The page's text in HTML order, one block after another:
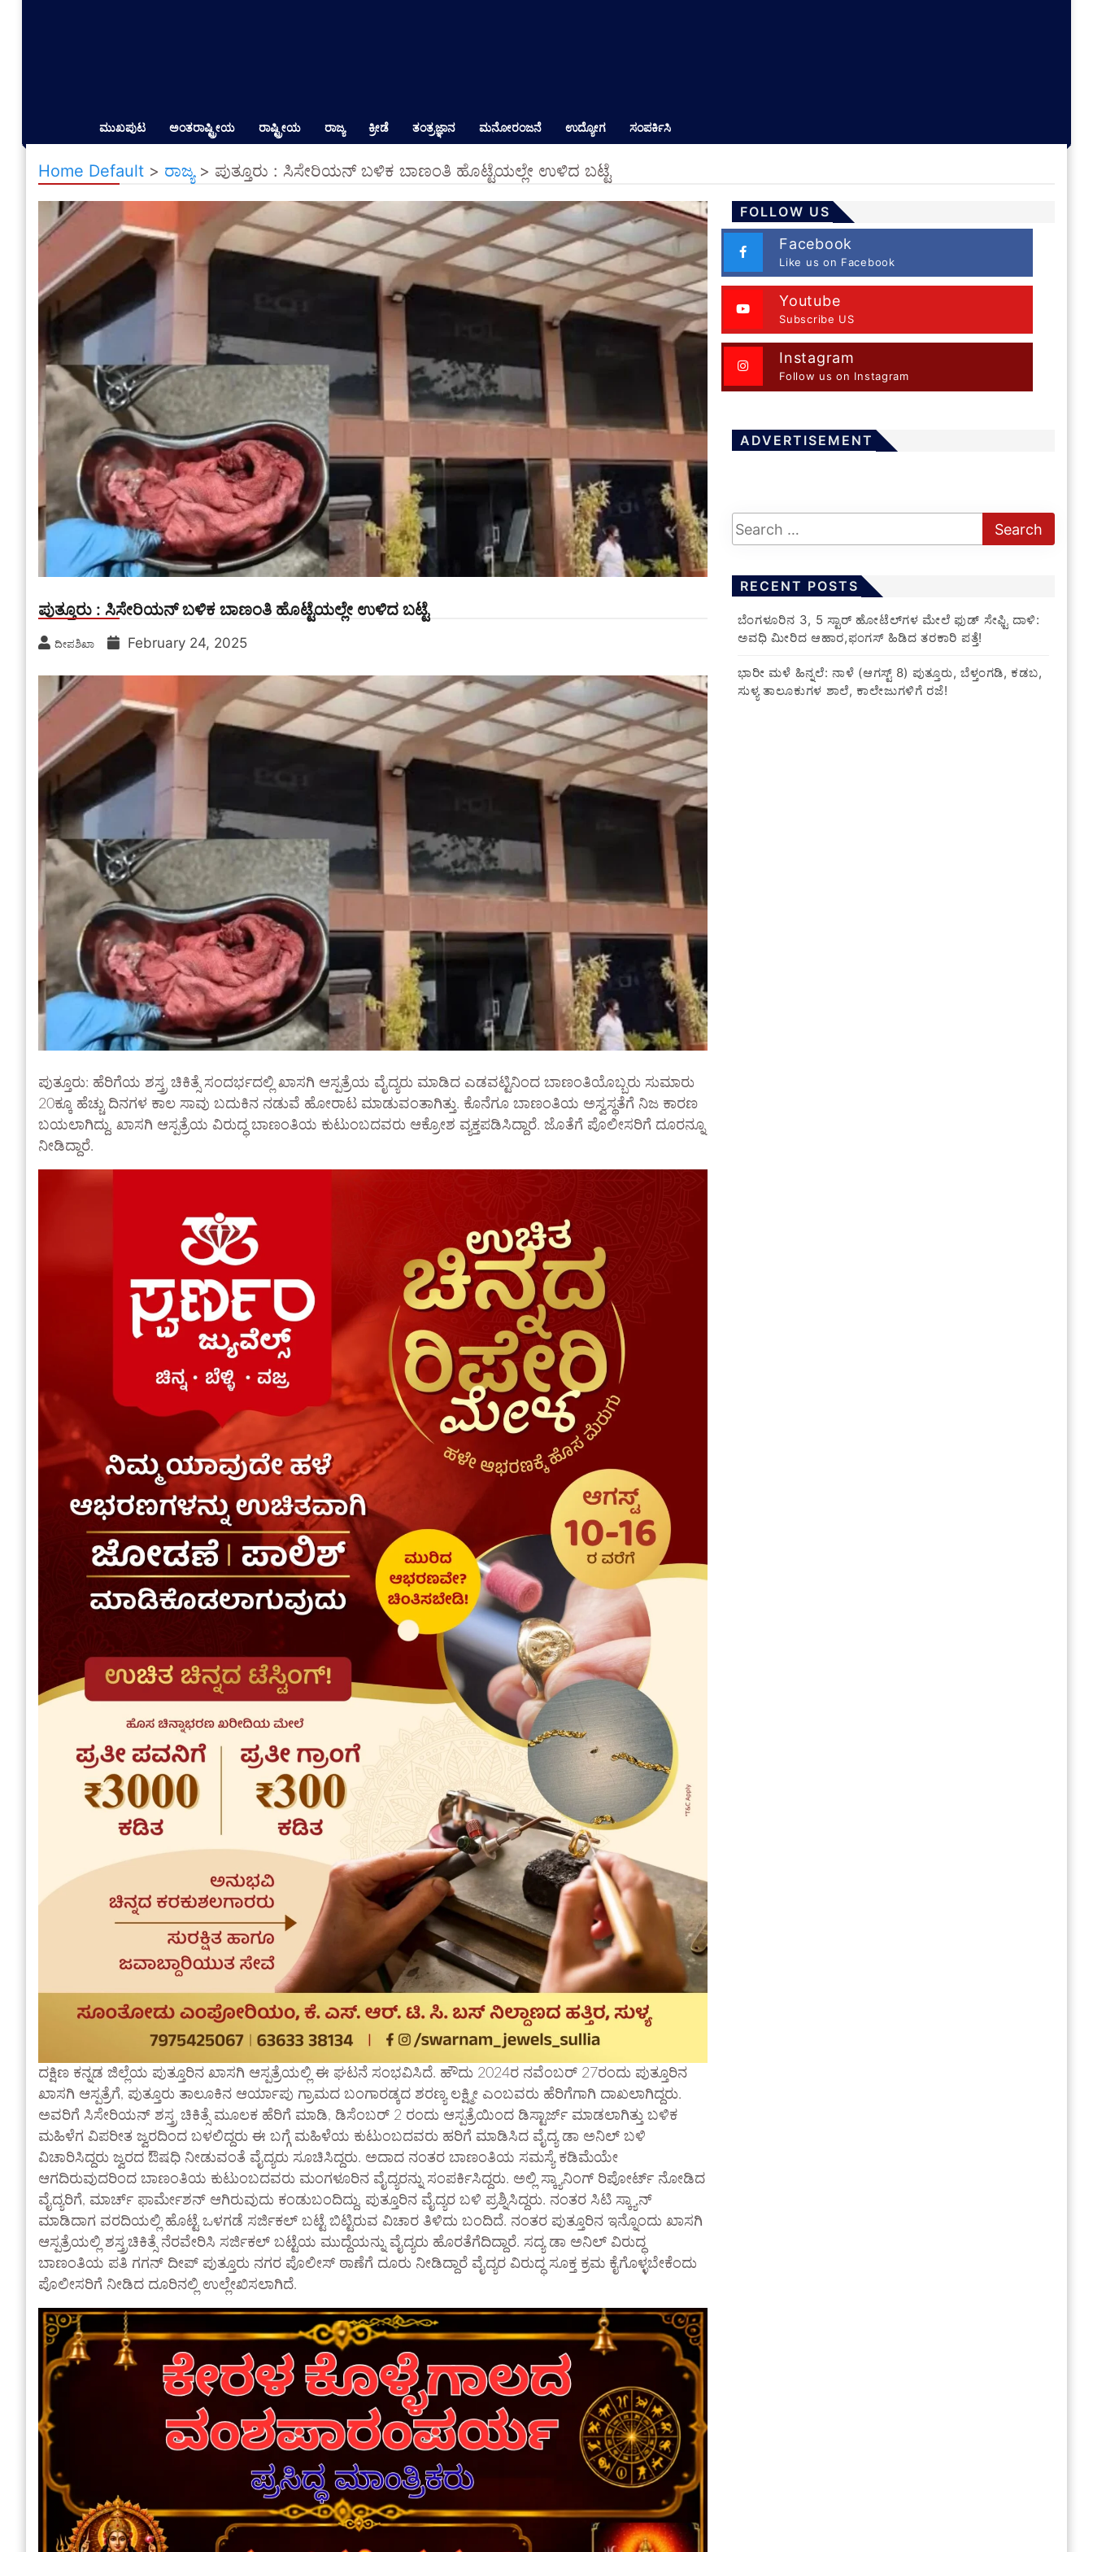
ಮುಖಪುಟ ಅಂತರಾಷ್ಟ್ರೀಯ ರಾಷ್ಟ್ರೀಯ ರಾಜ್ಯ ಕ್ರೀಡೆ ತಂತ್ರಜ್ಞಾನ ಮನೋರಂಜನೆ ಉದ್ಯೋಗ ಸಂಪರ್ಕಿಸಿ
Home Default > ರಾಜ್ಯ> ಪುತ್ತೂರು : ಸಿಸೇರಿಯನ್ ಬಳಿಕ ಬಾಣಂತಿ ಹೊಟ್ಟೆಯಲ್ಲೇ ಉಳಿದ ಬಟ್ಟೆ
ಪುತ್ತೂರು : ಸಿಸೇರಿಯನ್ ಬಳಿಕ ಬಾಣಂತಿ ಹೊಟ್ಟೆಯಲ್ಲೇ ಉಳಿದ ಬಟ್ಟೆ
ದೀಪಶಿಖಾ February 24, 2025
ಪುತ್ತೂರು: ಹೆರಿಗೆಯ ಶಸ್ತ್ರ ಚಿಕಿತ್ಸೆ ಸಂದರ್ಭದಲ್ಲಿ ಖಾಸಗಿ ಆಸ್ಪತ್ರೆಯ ವೈದ್ಯರು ಮಾಡಿದ ಎಡವಟ್ಟಿನಿಂದ ಬಾಣಂತಿಯೊಬ್ಬರು ಸುಮಾರು
20ಕ್ಕೂ ಹೆಚ್ಚು ದಿನಗಳ ಕಾಲ ಸಾವು ಬದುಕಿನ ನಡುವೆ ಹೋರಾಟ ಮಾಡುವಂತಾಗಿತ್ತು. ಕೊನೆಗೂ ಬಾಣಂತಿಯ ಅಸ್ವಸ್ಥತೆಗೆ ನಿಜ ಕಾರಣ
ಬಯಲಾಗಿದ್ದು, ಖಾಸಗಿ ಆಸ್ಪತ್ರೆಯ ವಿರುದ್ಧ ಬಾಣಂತಿಯ ಕುಟುಂಬದವರು ಆಕ್ರೋಶ ವ್ಯಕ್ತಪಡಿಸಿದ್ದಾರೆ. ಜೊತೆಗೆ ಪೊಲೀಸರಿಗೆ ದೂರನ್ನೂ
ನೀಡಿದ್ದಾರೆ.
ದಕ್ಷಿಣ ಕನ್ನಡ ಜಿಲ್ಲೆಯ ಪುತ್ತೂರಿನ ಖಾಸಗಿ ಆಸ್ಪತ್ರೆಯಲ್ಲಿ ಈ ಘಟನೆ ಸಂಭವಿಸಿದೆ. ಹೌದು 2024ರ ನವೆಂಬರ್ 27ರಂದು ಪುತ್ತೂರಿನ
ಖಾಸಗಿ ಆಸ್ಪತ್ರೆಗೆ, ಪುತ್ತೂರು ತಾಲೂಕಿನ ಆರ್ಯಾಪು ಗ್ರಾಮದ ಬಂಗಾರಡ್ಕದ ಶರಣ್ಯ ಲಕ್ಷ್ಮೀ ಎಂಬವರು ಹೆರಿಗೆಗಾಗಿ ದಾಖಲಾಗಿದ್ದರು.
ಅವರಿಗೆ ಸಿಸೇರಿಯನ್ ಶಸ್ತ್ರ ಚಿಕಿತ್ಸೆ ಮೂಲಕ ಹೆರಿಗೆ ಮಾಡಿ, ಡಿಸೆಂಬರ್ 2 ರಂದು ಆಸ್ಪತ್ರೆಯಿಂದ ಡಿಸ್ಟಾರ್ಜ್ ಮಾಡಲಾಗಿತ್ತು ಬಳಿಕ
ಮಹಿಳೆಗ ವಿಪರೀತ ಜ್ವರದಿಂದ ಬಳಲಿದ್ದರು ಈ ಬಗ್ಗೆ ಮಹಿಳೆಯ ಕುಟುಂಬದವರು ಹರಿಗೆ ಮಾಡಿಸಿದ ವೈದ್ಯ ಡಾ ಅನಿಲ್ ಬಳಿ
ವಿಚಾರಿಸಿದ್ದರು ಜ್ವರದ ಔಷಧಿ ನೀಡುವಂತೆ ವೈದ್ಯರು ಸೂಚಿಸಿದ್ದರು. ಅದಾದ ನಂತರ ಬಾಣಂತಿಯ ಸಮಸ್ಯೆ ಕಡಿಮೆಯೇ
ಆಗದಿರುವುದರಿಂದ ಬಾಣಂತಿಯ ಕುಟುಂಬದವರು ಮಂಗಳೂರಿನ ವೈದ್ಯರನ್ನು ಸಂಪರ್ಕಿಸಿದ್ದರು. ಅಲ್ಲಿ ಸ್ಕ್ಯಾನಿಂಗ್ ರಿಪೋರ್ಟ್ ನೋಡಿದ
ವೈದ್ಯರಿಗೆ, ಮಾರ್ಚ್ ಫಾರ್ಮೇಶನ್ ಆಗಿರುವುದು ಕಂಡುಬಂದಿದ್ದು, ಪುತ್ತೂರಿನ ವೈದ್ಯರ ಬಳಿ ಪ್ರಶ್ನಿಸಿದ್ದರು. ನಂತರ ಸಿಟಿ ಸ್ಕ್ಯಾನ್
ಮಾಡಿದಾಗ ವರದಿಯಲ್ಲಿ ಹೊಟ್ಟೆ ಒಳಗಡೆ ಸರ್ಜಿಕಲ್ ಬಟ್ಟೆ ಬಿಟ್ಟಿರುವ ವಿಚಾರ ತಿಳಿದು ಬಂದಿದೆ. ನಂತರ ಪುತ್ತೂರಿನ ಇನ್ನೊಂದು ಖಾಸಗಿ
ಆಸ್ಪತ್ರೆಯಲ್ಲಿ ಶಸ್ತ್ರಚಿಕಿತ್ಸೆ ನೆರವೇರಿಸಿ ಸರ್ಜಿಕಲ್ ಬಟ್ಟೆಯ ಮುದ್ದೆಯನ್ನು ವೈದ್ಯರು ಹೊರತೆಗೆದಿದ್ದಾರೆ. ಸದ್ಯ ಡಾ ಅನಿಲ್ ವಿರುದ್ಧ
ಬಾಣಂತಿಯ ಪತಿ ಗಗನ್ ದೀಪ್ ಪುತ್ತೂರು ನಗರ ಪೊಲೀಸ್ ಠಾಣೆಗೆ ದೂರು ನೀಡಿದ್ದಾರೆ ವೈದ್ಯರ ವಿರುದ್ಧ ಸೂಕ್ತ ಕ್ರಮ ಕೈಗೊಳ್ಳಬೇಕೆಂದು
ಪೊಲೀಸರಿಗೆ ನೀಡಿದ ದೂರಿನಲ್ಲಿ ಉಲ್ಲೇಖಿಸಲಾಗಿದೆ.
FOLLOW US
Facebook
Like us on Facebook
Youtube
Subscribe US
Instagram
Follow us on Instagram
ADVERTISEMENT
RECENT POSTS
​ಬೆಂಗಳೂರಿನ 3, 5 ಸ್ಟಾರ್ ಹೋಟೆಲ್‌ಗಳ ಮೇಲೆ ಫುಡ್ ಸೇಫ್ಟಿ ದಾಳಿ:
ಅವಧಿ ಮೀರಿದ ಆಹಾರ,ಫಂಗಸ್ ಹಿಡಿದ ತರಕಾರಿ ಪತ್ತೆ!
​ಭಾರೀ ಮಳೆ ಹಿನ್ನಲೆ: ನಾಳೆ (ಆಗಸ್ಟ್ 8) ಪುತ್ತೂರು, ಬೆಳ್ತಂಗಡಿ, ಕಡಬ,
ಸುಳ್ಯ ತಾಲೂಕುಗಳ ಶಾಲೆ, ಕಾಲೇಜುಗಳಿಗೆ ರಜೆ!